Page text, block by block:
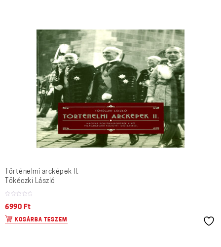
Történelmi arcképek II.
Tőkéczki László
6990 Ft
KOSÁRBA TESZEM